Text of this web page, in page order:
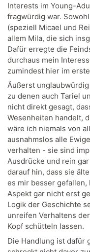
Interests im Young-
fragwürdig war.
(speziell Micael und
allem Mila, die sich
Dafür erregte die
durchaus mein
zumindest hier im
Äußerst
zu denen auch Tariel
nicht direkt gesagt,
Wesenheiten handelt,
wäre ich niemals von
ausnahmslos alle
verhalten - sie sind
Ausdrücke und rein
darauf hin, dass sie
es mir besser gefallen,
Aspekt gar nicht erst
Logik der Geschichte
unreifen Verhaltens
Kopf schütteln lassen.
Die Handlung ist dafür